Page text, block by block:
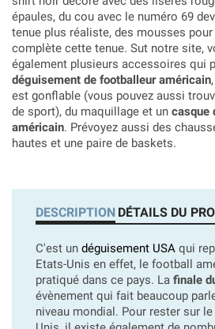
épaules, du cou avec le numéro 69
tenue plus réaliste, des mousses
complète cette tenue. Sut notre site,
également plusieurs accessoires qui
déguisement de footballeur américain
est gonflable (vous pouvez aussi
de sport), du maquillage et un casque
américain. Prévoyez aussi des
hautes et une paire de baskets.
DESCRIPTION DÉTAILS DU
C'est un déguisement USA qui
Etats-Unis en effet, le football
pratiqué dans ce pays. La finale
évènement qui fait beaucoup
niveau mondial. Pour rester sur